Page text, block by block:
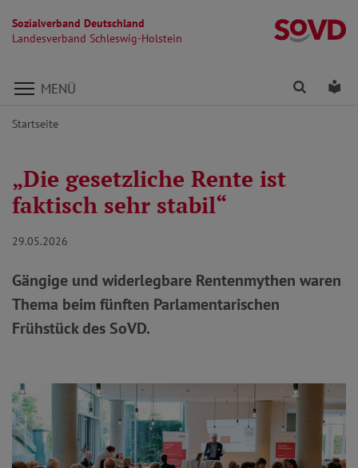
Sozialverband Deutschland
Landesverband Schleswig-Holstein
Direkt zu den Inhalten springen
MENÜ Finden
Startseite
„Die gesetzliche Rente ist
faktisch sehr stabil“
29.05.2026
Gängige und widerlegbare Rentenmythen waren
Thema beim fünften Parlamentarischen
Frühstück des SoVD.